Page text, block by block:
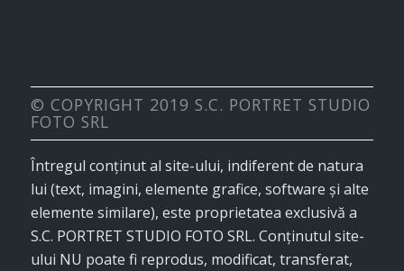
© COPYRIGHT 2019 S.C. PORTRET STUDIO
FOTO SRL
Întregul conținut al site-ului, indiferent de natura
lui (text, imagini, elemente grafice, software și alte
elemente similare), este proprietatea exclusivă a
S.C. PORTRET STUDIO FOTO SRL. Conținutul site-
ului NU poate fi reprodus, modificat, transferat,